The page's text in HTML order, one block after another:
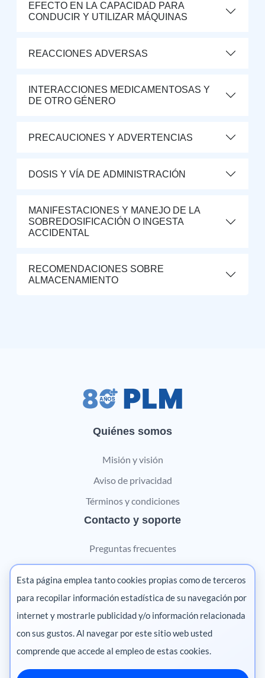
EFECTO EN LA CAPACIDAD PARA
CONDUCIR Y UTILIZAR MÁQUINAS
REACCIONES ADVERSAS
INTERACCIONES MEDICAMENTOSAS Y
DE OTRO GÉNERO
PRECAUCIONES Y ADVERTENCIAS
DOSIS Y VÍA DE ADMINISTRACIÓN
MANIFESTACIONES Y MANEJO DE LA
SOBREDOSIFICACIÓN O INGESTA
ACCIDENTAL
RECOMENDACIONES SOBRE
ALMACENAMIENTO
Quiénes somos
Misión y visión
Aviso de privacidad
Términos y condiciones
Contacto y soporte
Preguntas frecuentes
Contáctanos
Marketing digital
Pharma
Esta página emplea tanto cookies propias como de terceros
para recopilar información estadística de su navegación por
internet y mostrarle publicidad y/o información relacionada
con sus gustos. Al navegar por este sitio web usted
comprende que accede al empleo de estas cookies.